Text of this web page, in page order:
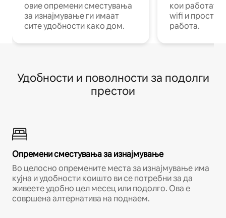
овие опремени сместувања
за изнајмување ги имаат
сите удобности како дом.
кои работат
wifi и
работа.
Удобности и поволности за подолги
престои
Опремени сместувања за изнајмување
Во целосно опремените места за изнајмување има
кујна и удобности коишто ви се потребни за да
живеете удобно цел месец или подолго. Ова е
совршена алтернатива на поднаем.